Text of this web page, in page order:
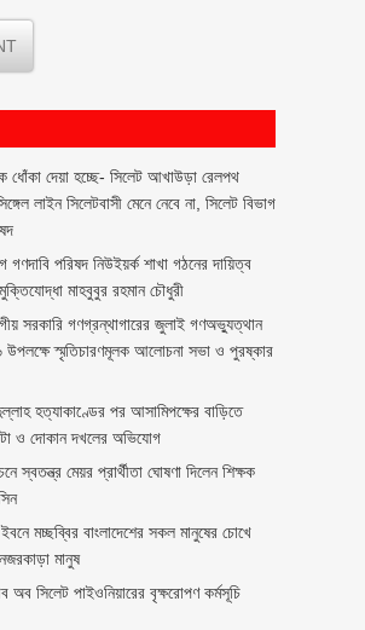
ধোঁকা দেয়া হচ্ছে- সিলেট আখাউড়া রেলপথ
লাইন সিলেটবাসী মেনে নেবে না, সিলেট বিভাগ
গণদাবি পরিষদ নিউইয়র্ক শাখা গঠনের দায়িত্ব
মাহবুবুর রহমান চৌধুরী
সরকারি গণগ্রন্থাগারের জুলাই গণঅভ্যুত্থান
উপলক্ষে স্মৃতিচারণমূলক আলোচনা সভা ও পুরষ্কার
হত্যাকাণ্ডের পর আসামিপক্ষের বাড়িতে
ও দোকান দখলের অভিযোগ
স্বতন্ত্র মেয়র প্রার্থীতা ঘোষণা দিলেন শিক্ষক
মচ্ছব্বির বাংলাদেশের সকল মানুষের চোখে
মানুষ
অব সিলেট পাইওনিয়ারের বৃক্ষরোপণ কর্মসূচি